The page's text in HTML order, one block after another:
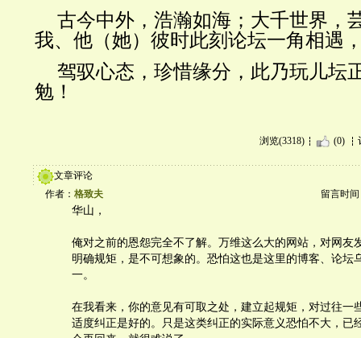
古今中外，浩瀚如海；大千世界，
我、他（她）彼时此刻论坛一角相遇
驾驭心态，珍惜缘分，此乃玩儿坛
勉！
浏览(3318) (0)
文章评论
作者： 格致夫 留言时间
华山，
俺对之前的恩怨完全不了解。万维这么大的网站，对网友
明确规矩，是不可想象的。恐怕这也是这里的博客、论坛
一。
在我看来，你的意见有可取之处，建立起规矩，对过往一
适度纠正是好的。只是这类纠正的实际意义恐怕不大，已